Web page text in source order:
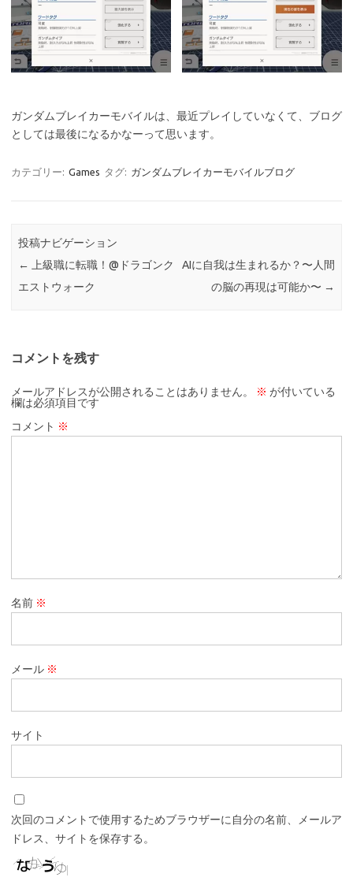
ガンダムブレイカーモバイルは、最近プレイしていなくて、ブログ
としては最後になるかなーって思います。
カテゴリー: Games タグ: ガンダムブレイカーモバイルブログ
投稿ナビゲーション
←
上級職に転職！@ドラゴンク
エストウォーク
AIに自我は生まれるか？〜人間
の脳の再現は可能か〜 →
コメントを残す
メールアドレスが公開されることはありません。 ※ が付いている
欄は必須項目です
コメント ※
名前 ※
メール ※
サイト
次回のコメントで使用するためブラウザーに自分の名前、メールア
ドレス、サイトを保存する。